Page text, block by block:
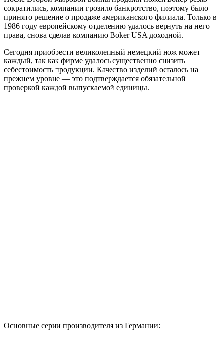
сократились, компании грозило банкротство, поэтому было
принято решение о продаже американского филиала. Только в
1986 году европейскому отделению удалось вернуть на него
права, снова сделав компанию Boker USA доходной.
Сегодня приобрести великолепный немецкий нож может
каждый, так как фирме удалось существенно снизить
себестоимость продукции. Качество изделий осталось на
прежнем уровне — это подтверждается обязательной
проверкой каждой выпускаемой единицы.
Основные серии производителя из Германии: